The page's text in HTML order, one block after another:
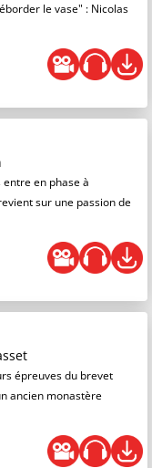
le vase" : Nicolas
en phase à
sur une passion de
épreuves du brevet
ancien monastère